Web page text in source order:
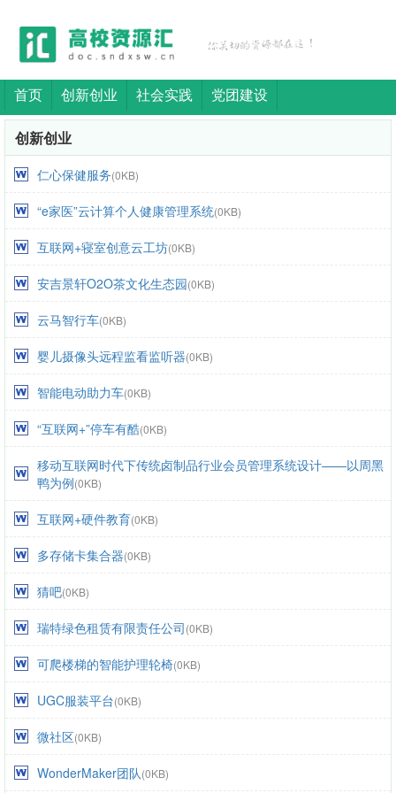
首页 创新创业 社会实践 党团建设
创新创业
仁心保健服务(0KB)
“e家医”云计算个人健康管理系统(0KB)
互联网+寝室创意云工坊(0KB)
安吉景轩O2O茶文化生态园(0KB)
云马智行车(0KB)
婴儿摄像头远程监看监听器(0KB)
智能电动助力车(0KB)
“互联网+”停车有酷(0KB)
移动互联网时代下传统卤制品行业会员管理系统设计——以周黑
鸭为例(0KB)
互联网+硬件教育(0KB)
多存储卡集合器(0KB)
猜吧(0KB)
瑞特绿色租赁有限责任公司(0KB)
可爬楼梯的智能护理轮椅(0KB)
UGC服装平台(0KB)
微社区(0KB)
WonderMaker团队(0KB)